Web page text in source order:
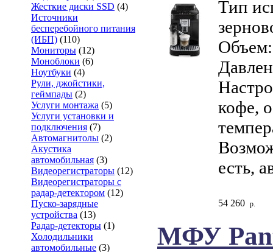
Жесткие диски SSD (4)
Источники
бесперебойного питания
(ИБП) (110)
Мониторы (12)
Моноблоки (6)
Ноутбуки (4)
Рули, джойстики,
геймпады (2)
Услуги монтажа (5)
Услуги установки и
подключения (7)
Автомагнитолы (2)
Акустика
автомобильная (3)
Видеорегистраторы (12)
Видеорегистраторы с
радар-детектором (12)
Пуско-зарядные
устройства (13)
Радар-детекторы (1)
Холодильники
автомобильные (3)
Тип
кофе,
есть,
54 260 р.
МФУ